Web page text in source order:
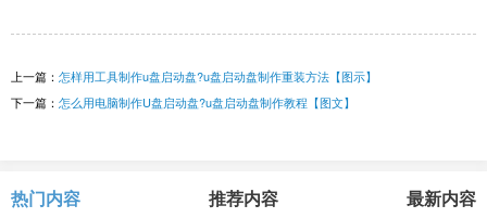
上一篇： 怎样用工具制作u盘启动盘?u盘启动盘制作重装方法【图示】
下一篇： 怎么用电脑制作U盘启动盘?u盘启动盘制作教程【图文】
热门内容 推荐内容 最新内容